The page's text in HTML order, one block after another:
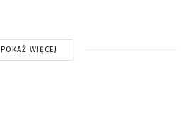
POKAŻ WIĘCEJ